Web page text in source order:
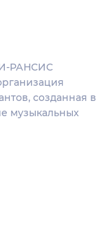
РАНСИС
созданная в
музыкальных